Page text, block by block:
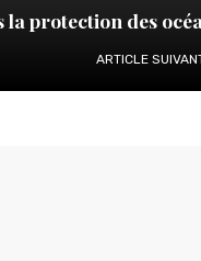
la protection des
ARTICLE